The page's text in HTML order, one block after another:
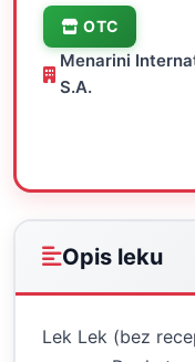
OTC
Menarini
S.A.
Opis leku
Lek Lek (bez